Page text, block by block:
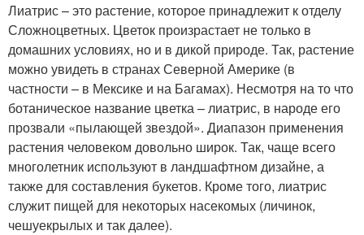
Лиатрис – это растение, которое принадлежит к отделу
Сложноцветных. Цветок произрастает не только в
домашних условиях, но и в дикой природе. Так, растение
можно увидеть в странах Северной Америке (в
частности – в Мексике и на Багамах). Несмотря на то что
ботаническое название цветка – лиатрис, в народе его
прозвали «пылающей звездой». Диапазон применения
растения человеком довольно широк. Так, чаще всего
многолетник используют в ландшафтном дизайне, а
также для составления букетов. Кроме того, лиатрис
служит пищей для некоторых насекомых (личинок,
чешуекрылых и так далее).